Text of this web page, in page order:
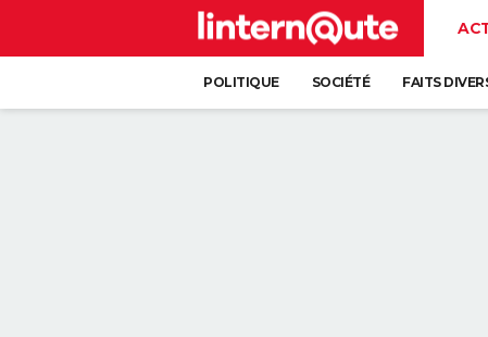
POLITIQUE SOCIÉTÉ FAITS